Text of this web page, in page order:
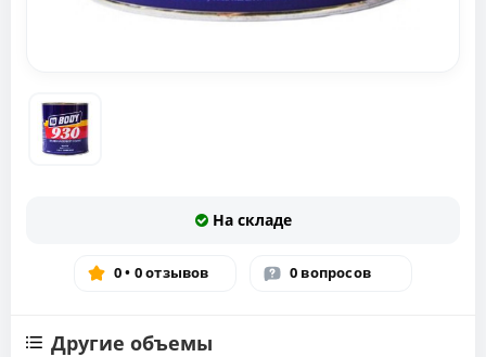
На складе
0 • 0 отзывов 0 вопросов
Другие объемы